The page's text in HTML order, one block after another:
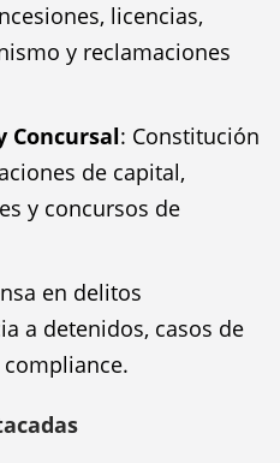
licencias,
y reclamaciones
Concursal: Constitución
de capital,
y concursos de
en delitos
a detenidos, casos de